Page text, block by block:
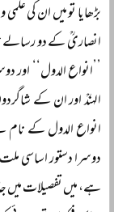
بڑھایا تو میں ان کی
انصاریؒ کے دو رسالے
’’انواع الدول‘‘
الہندؒ اور ان کے
انواع الدول کے نام
دوسرا دستور اساسی
ہے، میں تفصیلات میں